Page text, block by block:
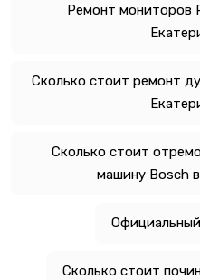
Ремонт мониторов
Сколько стоит ремонт
Сколько стоит
машину Bosch
Сколько стоит